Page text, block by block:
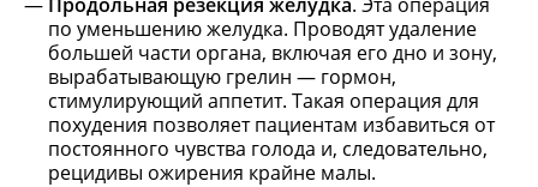
по уменьшению желудка. Проводят удаление
большей части органа, включая его дно и зону,
вырабатывающую грелин — гормон,
стимулирующий аппетит. Такая операция для
похудения позволяет пациентам избавиться от
постоянного чувства голода и, следовательно,
рецидивы ожирения крайне малы.